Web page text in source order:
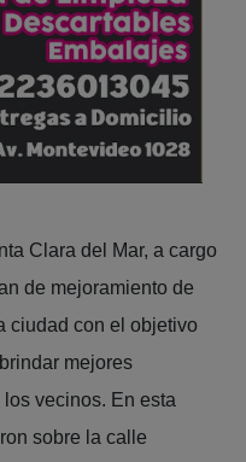
Clara del Mar, a cargo
de mejoramiento de
ciudad con el objetivo
mejores
vecinos. En esta
sobre la calle